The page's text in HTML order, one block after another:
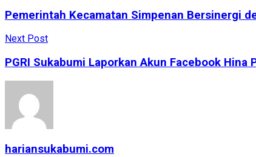
Pemerintah Kecamatan Simpenan Bersinergi
Next Post
PGRI Sukabumi Laporkan Akun Facebook Hina
hariansukabumi.com